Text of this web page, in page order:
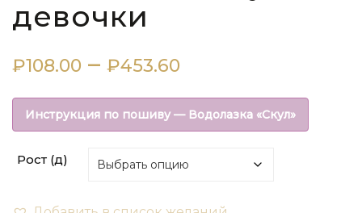
девочки
₽108.00 – ₽453.60
цен:
₽108.00
–
Инструкция по пошиву — Водолазка «Скул»
Рост (д)